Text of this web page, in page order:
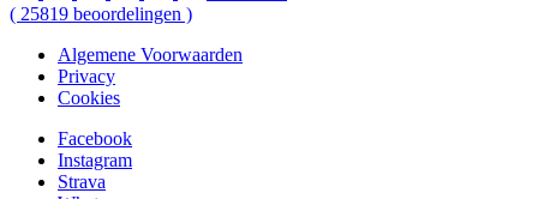
( 25819 beoordelingen )
Algemene Voorwaarden
Privacy
Cookies
Facebook
Instagram
Strava